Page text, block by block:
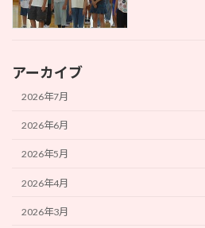
アーカイブ
2026年7月
2026年6月
2026年5月
2026年4月
2026年3月